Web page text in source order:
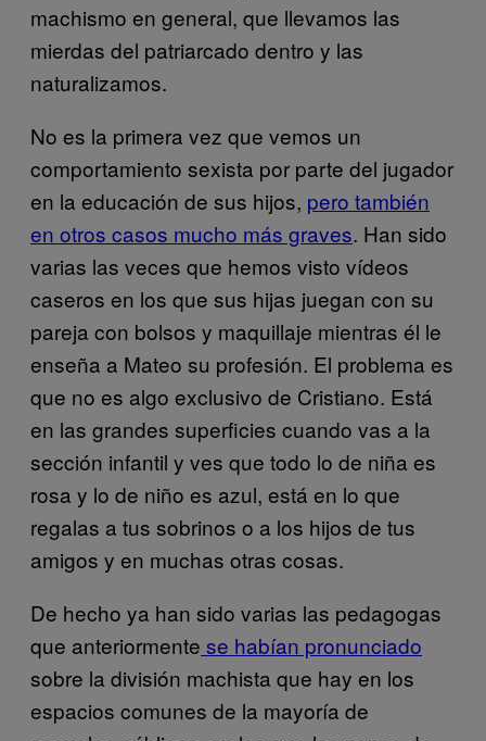
machismo en general, que llevamos las
mierdas del patriarcado dentro y las
naturalizamos.
No es la primera vez que vemos un
comportamiento sexista por parte del jugador
en la educación de sus hijos, pero también
en otros casos mucho más graves. Han sido
varias las veces que hemos visto vídeos
caseros en los que sus hijas juegan con su
pareja con bolsos y maquillaje mientras él le
enseña a Mateo su profesión. El problema es
que no es algo exclusivo de Cristiano. Está
en las grandes superficies cuando vas a la
sección infantil y ves que todo lo de niña es
rosa y lo de niño es azul, está en lo que
regalas a tus sobrinos o a los hijos de tus
amigos y en muchas otras cosas.
De hecho ya han sido varias las pedagogas
que anteriormente se habían pronunciado
sobre la división machista que hay en los
espacios comunes de la mayoría de